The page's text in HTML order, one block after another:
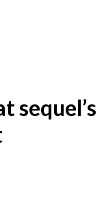
sequel’s